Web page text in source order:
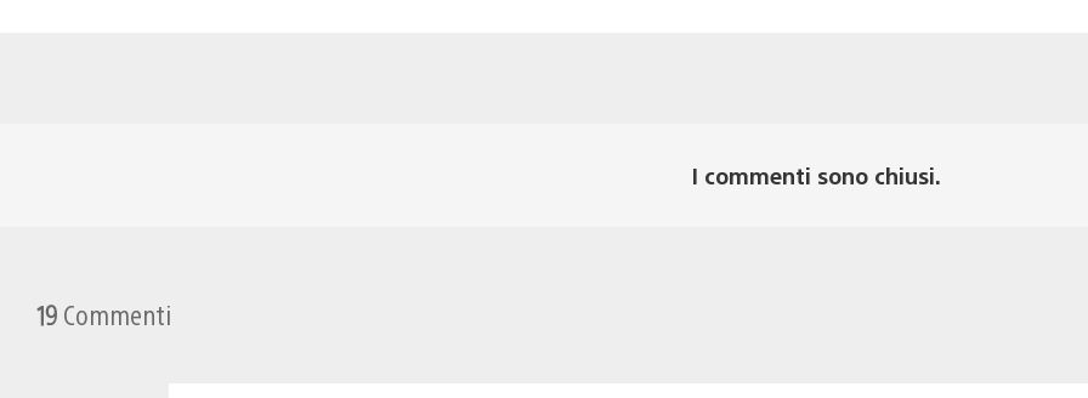
I commenti sono chiusi.
19 Commenti